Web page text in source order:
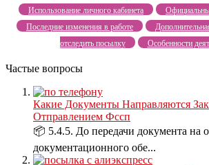
Использование личного кабинета
Последние изменения в работе
отследить посылку
Особенности
Частые вопросы
Какие Документы Направляются
Отправлением Фссп
📦 5.4.5. До передачи документа на
документационного обе...